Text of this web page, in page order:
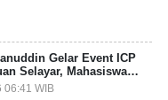
Gelar Event ICP
Selayar, Mahasiswa
Partisipan
06:41 WIB